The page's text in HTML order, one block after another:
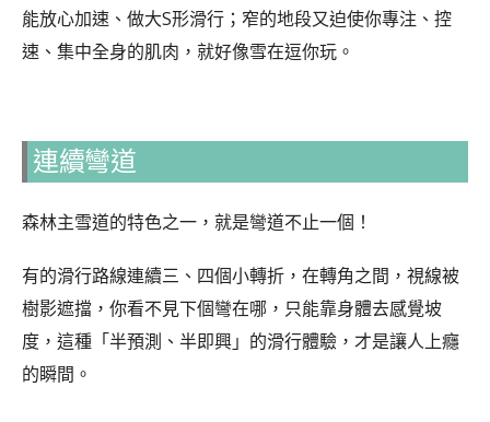
能放心加速、做大S形滑行；窄的地段又迫使你專注、控
速、集中全身的肌肉，就好像雪在逗你玩。
連續彎道
森林主雪道的特色之一，就是彎道不止一個！
有的滑行路線連續三、四個小轉折，在轉角之間，視線被
樹影遮擋，你看不見下個彎在哪，只能靠身體去感覺坡
度，這種「半預測、半即興」的滑行體驗，才是讓人上癮
的瞬間。